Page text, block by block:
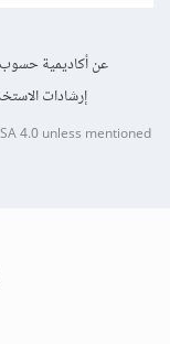
عن أكاديمية حسوب
إرشادات
4.0unless mentioned